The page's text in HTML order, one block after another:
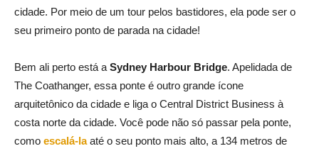
cidade. Por meio de um tour pelos bastidores, ela pode ser o
seu primeiro ponto de parada na cidade!
Bem ali perto está a Sydney Harbour Bridge. Apelidada de
The Coathanger, essa ponte é outro grande ícone
arquitetônico da cidade e liga o Central District Business à
costa norte da cidade. Você pode não só passar pela ponte,
como escalá-la até o seu ponto mais alto, a 134 metros de